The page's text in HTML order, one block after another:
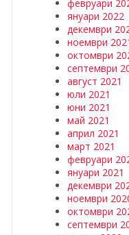
февруари
януари 2022
декември
ноември
октомври
септември
август 2021
юли 2021
юни 2021
май 2021
април 2021
март 2021
февруари
януари 2021
декември
ноември
октомври
септември